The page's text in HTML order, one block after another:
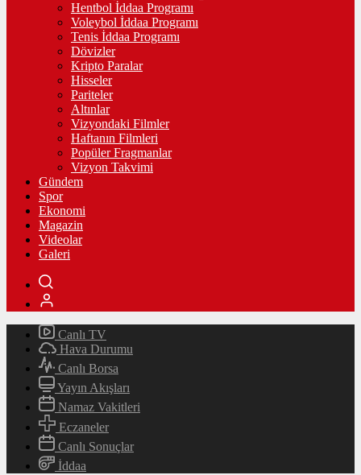
Hentbol İddaa Programı
Voleybol İddaa Programı
Tenis İddaa Programı
Dövizler
Kripto Paralar
Hisseler
Pariteler
Altınlar
Vizyondaki Filmler
Haftanın Filmleri
Popüler Fragmanlar
Vizyon Takvimi
Gündem
Spor
Ekonomi
Magazin
Videolar
Galeri
Canlı TV
Hava Durumu
Canlı Borsa
Yayın Akışları
Namaz Vakitleri
Eczaneler
Canlı Sonuçlar
İddaa